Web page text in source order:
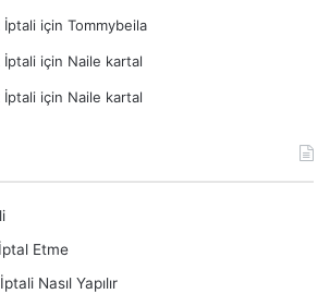
İptali için Tommybeila
İptali için Naile kartal
İptali için Naile kartal
Etme
Nasıl Yapılır